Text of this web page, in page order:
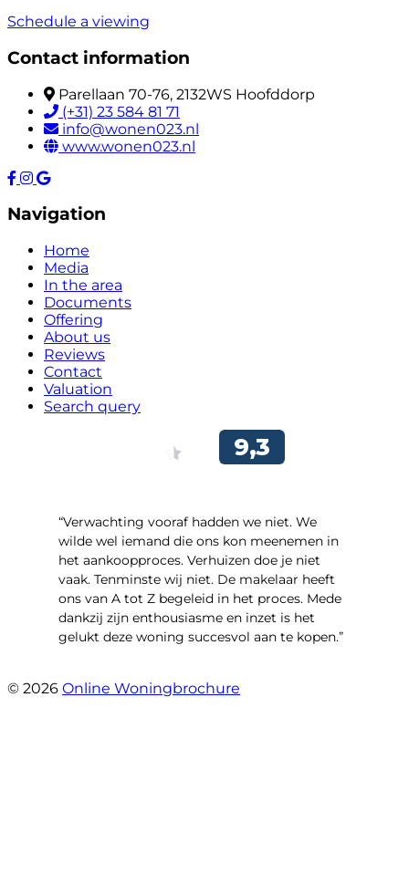
Schedule a viewing
Contact information
Parellaan 70-76, 2132WS Hoofddorp
(+31) 23 584 81 71
info@wonen023.nl
www.wonen023.nl
Navigation
Home
Media
In the area
Documents
Offering
About us
Reviews
Contact
Valuation
Search query
“Verwachting vooraf hadden we niet. We
wilde wel iemand die ons kon meenemen in
het aankoopproces. Verhuizen doe je niet
vaak. Tenminste wij niet. De makelaar heeft
ons van A tot Z begeleid in het proces. Mede
dankzij zijn enthousiasme en inzet is het
gelukt deze woning succesvol aan te kopen.”
© 2026 Online Woningbrochure